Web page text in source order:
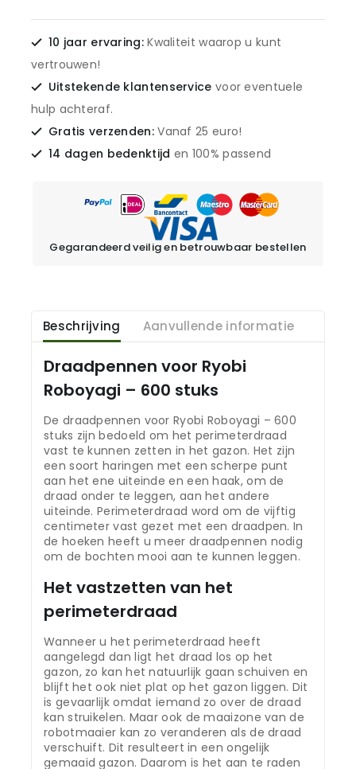
10 jaar ervaring:Kwaliteit waarop u kunt
vertrouwen!
Uitstekende klantenservice voor eventuele
hulp achteraf.
Gratis verzenden:Vanaf 25 euro!
14 dagen bedenktijd en 100% passend
Gegarandeerd veilig en betrouwbaar bestellen
Beschrijving Aanvullende informatie
Draadpennen voor Ryobi
Roboyagi – 600 stuks
De draadpennen voor Ryobi Roboyagi – 600
stuks zijn bedoeld om het perimeterdraad
vast te kunnen zetten in het gazon. Het zijn
een soort haringen met een scherpe punt
aan het ene uiteinde en een haak, om de
draad onder te leggen, aan het andere
uiteinde. Perimeterdraad word om de vijftig
centimeter vast gezet met een draadpen. In
de hoeken heeft u meer draadpennen nodig
om de bochten mooi aan te kunnen leggen.
Het vastzetten van het
perimeterdraad
Wanneer u het perimeterdraad heeft
aangelegd dan ligt het draad los op het
gazon, zo kan het natuurlijk gaan schuiven en
blijft het ook niet plat op het gazon liggen. Dit
is gevaarlijk omdat iemand zo over de draad
kan struikelen. Maar ook de maaizone van de
robotmaaier kan zo veranderen als de draad
verschuift. Dit resulteert in een ongelijk
gemaaid gazon. Daarom is het aan te raden